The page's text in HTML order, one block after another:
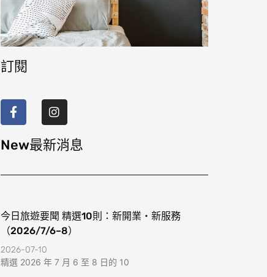
訂閱
a
c
e
b
o
k
n
s
t
a
g
a
New最新消息
今日旅遊要聞 精選10則：新開業・新服務
（2026/7/6–8）
2026-07-10
精選 2026 年 7 月 6 至 8 日的 10